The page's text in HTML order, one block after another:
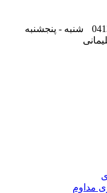
شنبه - پنجشنبه
مداوم